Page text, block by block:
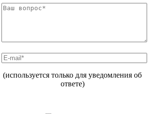
(используется только для уведомления об
ответе)